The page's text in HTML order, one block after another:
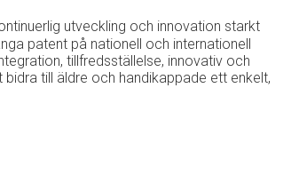
utveckling och innovation starkt
patent på nationell och internationell
tillfredsställelse, innovativ och
till äldre och handikappade ett enkelt,